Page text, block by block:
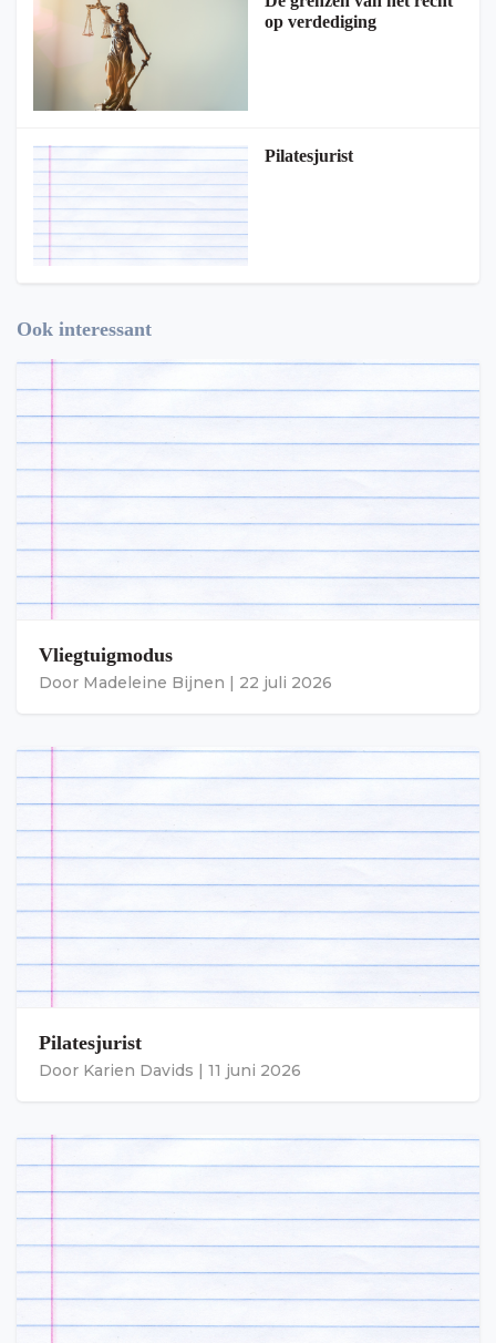
op verdediging
Pilatesjurist
Ook interessant
Vliegtuigmodus
Door Madeleine Bijnen 22 juli 2026
Pilatesjurist
Door Karien Davids 11 juni 2026